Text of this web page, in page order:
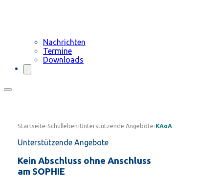
Nachrichten
Termine
Downloads
Startseite›Schulleben›Unterstützende Angebote›KAoA
Unterstützende Angebote
Kein Abschluss ohne Anschluss
am SOPHIE